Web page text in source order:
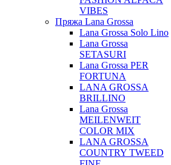
VIBES
Пряжа Lana Grossa
Lana Grossa Solo Lino
Lana Grossa
SETASURI
Lana Grossa PER
FORTUNA
LANA GROSSA
BRILLINO
Lana Grossa
MEILENWEIT
COLOR MIX
LANA GROSSA
COUNTRY TWEED